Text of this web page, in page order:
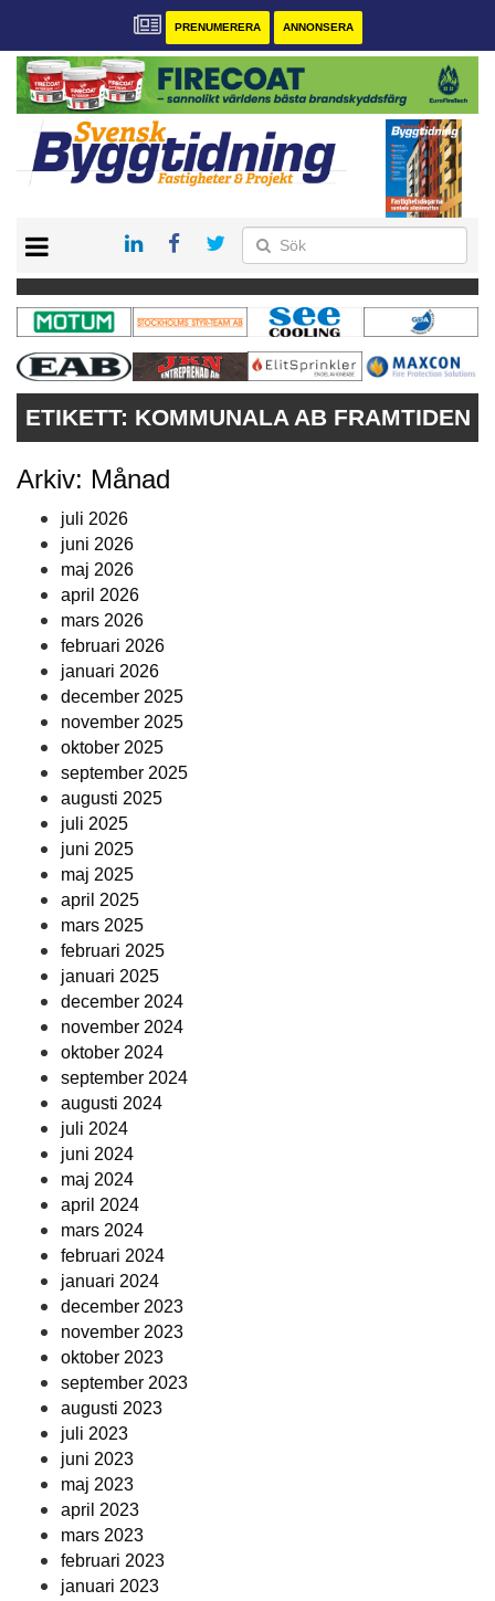
PRENUMERERA ANNONSERA
PRENUMERERA
VÅRA ANDRA MAGASIN
ANNONSERA
KONTAKT
ETIKETT: KOMMUNALA AB FRAMTIDEN
Arkiv: Månad
juli 2026
juni 2026
maj 2026
april 2026
mars 2026
februari 2026
januari 2026
december 2025
november 2025
oktober 2025
september 2025
augusti 2025
juli 2025
juni 2025
maj 2025
april 2025
mars 2025
februari 2025
januari 2025
december 2024
november 2024
oktober 2024
september 2024
augusti 2024
juli 2024
juni 2024
maj 2024
april 2024
mars 2024
februari 2024
januari 2024
december 2023
november 2023
oktober 2023
september 2023
augusti 2023
juli 2023
juni 2023
maj 2023
april 2023
mars 2023
februari 2023
januari 2023